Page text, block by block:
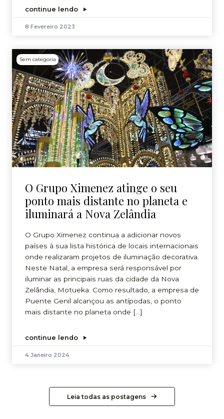
continue lendo
8 Fevereiro 2023
Sem categoria
O Grupo Ximenez atinge o seu
ponto mais distante no planeta e
iluminará a Nova Zelândia
O Grupo Ximenez continua a adicionar novos
países à sua lista histórica de locais internacionais
onde realizaram projetos de iluminação decorativa.
Neste Natal, a empresa será responsável por
iluminar as principais ruas da cidade da Nova
Zelândia, Motueka. Como resultado, a empresa de
Puente Genil alcançou as antípodas, o ponto
mais distante no planeta onde […]
continue lendo
4 Janeiro 2024
Leia todas as postagens